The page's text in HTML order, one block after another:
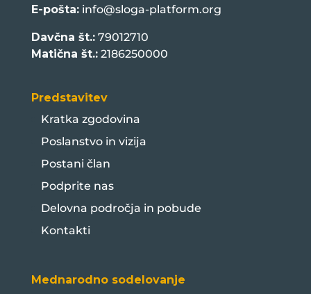
E-pošta: info@sloga-platform.org
Davčna št.:79012710
Matična št.:2186250000
Predstavitev
Kratka zgodovina
Poslanstvo in vizija
Postani član
Podprite nas
Delovna področja in pobude
Kontakti
Mednarodno sodelovanje